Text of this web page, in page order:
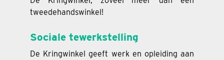
tweedehandswinkel!
Sociale tewerkstelling
De Kringwinkel geeft werk en opleiding aan